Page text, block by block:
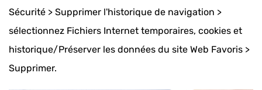
Sécurité > Supprimer l'historique de navigation >
sélectionnez Fichiers Internet temporaires, cookies et
historique/Préserver les données du site Web Favoris >
Supprimer.